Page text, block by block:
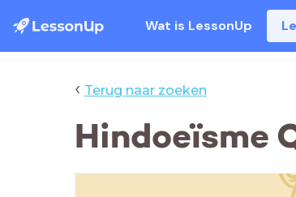
Wat is LessonUp
‹ Terug naar zoeken
Hindoeïsme